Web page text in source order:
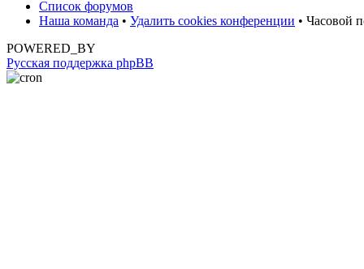
Список форумов
Наша команда • Удалить cookies конференции • Часовой
POWERED_BY
Русская поддержка phpBB